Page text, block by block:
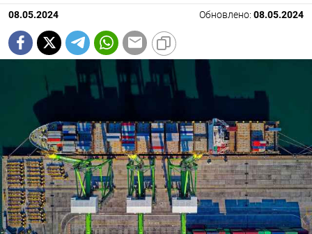
08.05.2024 Обновлено: 08.05.2024